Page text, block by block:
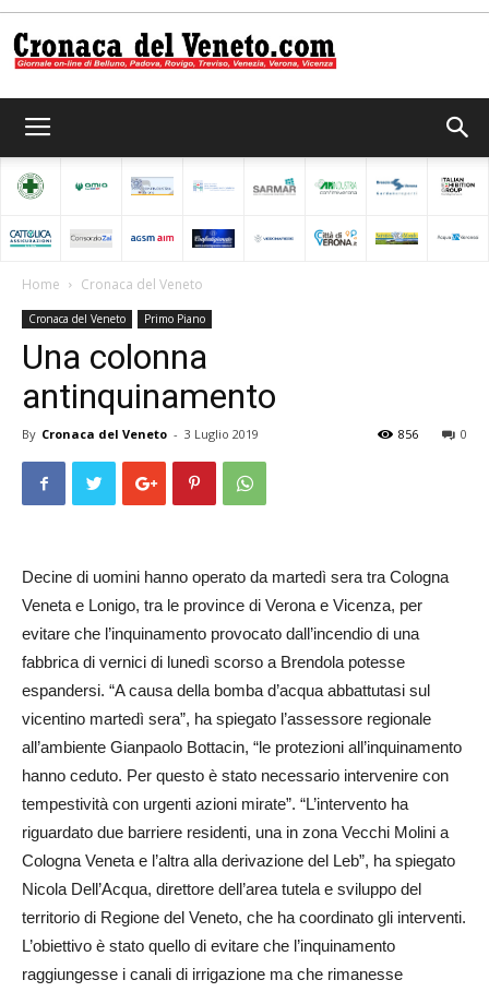
del
Home Cronaca del Veneto
Cronaca del Veneto Primo Piano
Una colonna
antinquinamento
By Cronaca del Veneto - 3 Luglio 2019 0
856
Decine di uomini hanno operato da martedì sera tra Cologna
Veneta e Lonigo, tra le province di Verona e Vicenza, per
evitare che l’inquinamento provocato dall’incendio di una
fabbrica di vernici di lunedì scorso a Brendola potesse
espandersi. “A causa della bomba d’acqua abbattutasi sul
vicentino martedì sera”, ha spiegato l’assessore regionale
all’ambiente Gianpaolo Bottacin, “le protezioni all’inquinamento
hanno ceduto. Per questo è stato necessario intervenire con
tempestività con urgenti azioni mirate”. “L’intervento ha
riguardato due barriere residenti, una in zona Vecchi Molini a
Cologna Veneta e l’altra alla derivazione del Leb”, ha spiegato
Nicola Dell’Acqua, direttore dell’area tutela e sviluppo del
territorio di Regione del Veneto, che ha coordinato gli interventi.
L’obiettivo è stato quello di evitare che l’inquinamento
raggiungesse i canali di irrigazione ma che rimanesse